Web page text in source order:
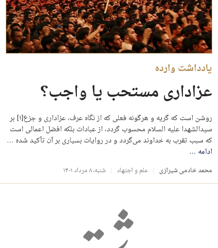
یادداشت وارده
عزاداری مستحب یا واجب؟
روشن است که گریه و هرگونه فعلی که از نگاه عرف، عزاداری و جزع[۱] بر
سیدالشهدا علیه السلام محسوب گردد، از عبادات بلکه افضل اعمالی است
که سبب تقرب به خداوند می‌گردد و در روایات بسیاری بر آن تأکید شده …
ادامه …
محمد خادمی شیرازی علم و اجتهاد شنبه، ۸ مرداد ۱۴۰۱